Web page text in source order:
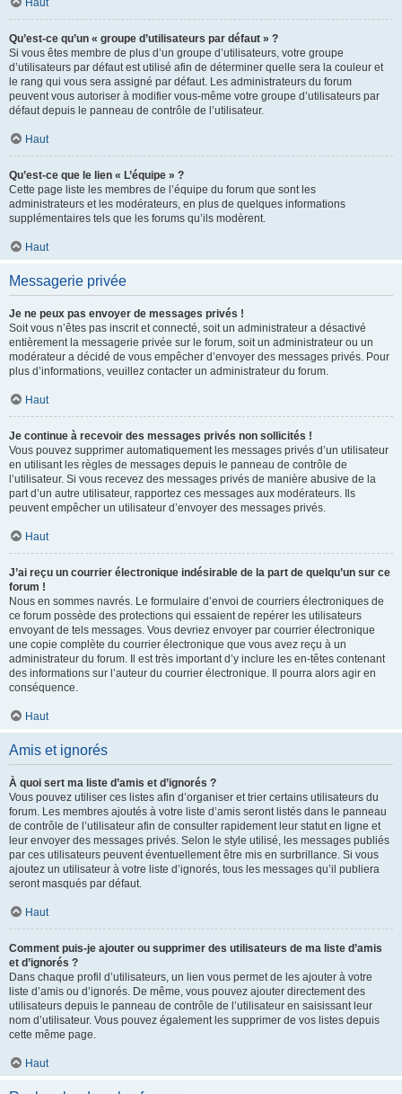
Haut
Qu’est-ce qu’un « groupe d’utilisateurs par défaut » ?
Si vous êtes membre de plus d’un groupe d’utilisateurs, votre groupe
d’utilisateurs par défaut est utilisé afin de déterminer quelle sera la couleur et
le rang qui vous sera assigné par défaut. Les administrateurs du forum
peuvent vous autoriser à modifier vous-même votre groupe d’utilisateurs par
défaut depuis le panneau de contrôle de l’utilisateur.
Haut
Qu’est-ce que le lien « L’équipe » ?
Cette page liste les membres de l’équipe du forum que sont les
administrateurs et les modérateurs, en plus de quelques informations
supplémentaires tels que les forums qu’ils modèrent.
Haut
Messagerie privée
Je ne peux pas envoyer de messages privés !
Soit vous n’êtes pas inscrit et connecté, soit un administrateur a désactivé
entièrement la messagerie privée sur le forum, soit un administrateur ou un
modérateur a décidé de vous empêcher d’envoyer des messages privés. Pour
plus d’informations, veuillez contacter un administrateur du forum.
Haut
Je continue à recevoir des messages privés non sollicités !
Vous pouvez supprimer automatiquement les messages privés d’un utilisateur
en utilisant les règles de messages depuis le panneau de contrôle de
l’utilisateur. Si vous recevez des messages privés de manière abusive de la
part d’un autre utilisateur, rapportez ces messages aux modérateurs. Ils
peuvent empêcher un utilisateur d’envoyer des messages privés.
Haut
J’ai reçu un courrier électronique indésirable de la part de quelqu’un sur ce
forum !
Nous en sommes navrés. Le formulaire d’envoi de courriers électroniques de
ce forum possède des protections qui essaient de repérer les utilisateurs
envoyant de tels messages. Vous devriez envoyer par courrier électronique
une copie complète du courrier électronique que vous avez reçu à un
administrateur du forum. Il est très important d’y inclure les en-têtes contenant
des informations sur l’auteur du courrier électronique. Il pourra alors agir en
conséquence.
Haut
Amis et ignorés
À quoi sert ma liste d’amis et d’ignorés ?
Vous pouvez utiliser ces listes afin d’organiser et trier certains utilisateurs du
forum. Les membres ajoutés à votre liste d’amis seront listés dans le panneau
de contrôle de l’utilisateur afin de consulter rapidement leur statut en ligne et
leur envoyer des messages privés. Selon le style utilisé, les messages publiés
par ces utilisateurs peuvent éventuellement être mis en surbrillance. Si vous
ajoutez un utilisateur à votre liste d’ignorés, tous les messages qu’il publiera
seront masqués par défaut.
Haut
Comment puis-je ajouter ou supprimer des utilisateurs de ma liste d’amis
et d’ignorés ?
Dans chaque profil d’utilisateurs, un lien vous permet de les ajouter à votre
liste d’amis ou d’ignorés. De même, vous pouvez ajouter directement des
utilisateurs depuis le panneau de contrôle de l’utilisateur en saisissant leur
nom d’utilisateur. Vous pouvez également les supprimer de vos listes depuis
cette même page.
Haut